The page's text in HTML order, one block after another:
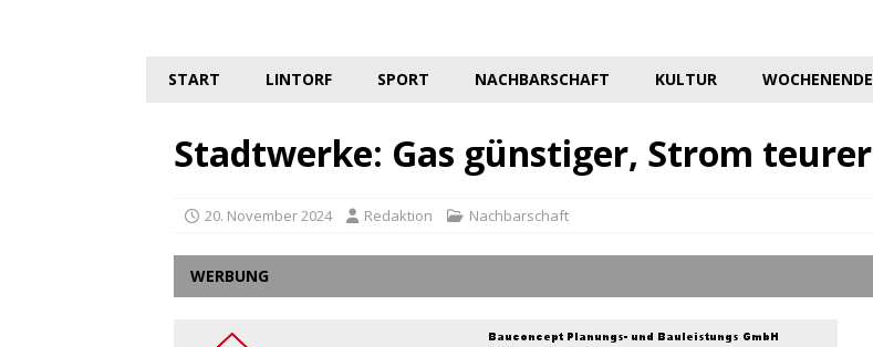
START LINTORF SPORT NACHBARSCHAFT KULTUR WOCHENENDE
Stadtwerke: Gas günstiger, Strom teurer
20. November 2024 Redaktion Nachbarschaft
WERBUNG